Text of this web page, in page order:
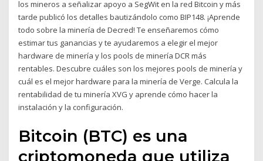
los mineros a señalizar apoyo a SegWit en la red Bitcoin y más
tarde publicó los detalles bautizándolo como BIP148. ¡Aprende
todo sobre la minería de Decred! Te enseñaremos cómo
estimar tus ganancias y te ayudaremos a elegir el mejor
hardware de minería y los pools de minería DCR más
rentables. Descubre cuáles son los mejores pools de minería y
cuál es el mejor hardware para la minería de Verge. Calcula la
rentabilidad de tu minería XVG y aprende cómo hacer la
instalación y la configuración.
Bitcoin (BTC) es una
criptomoneda que utiliza